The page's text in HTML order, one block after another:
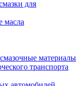
для
масла
материалы
транспорта